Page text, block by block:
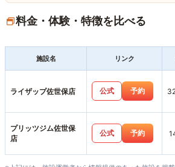
料金・体験・特徴を比べる
施設名 リンク
ライザップ佐世保店 公式 予約
プリッツジム佐世保
店
公式 予約